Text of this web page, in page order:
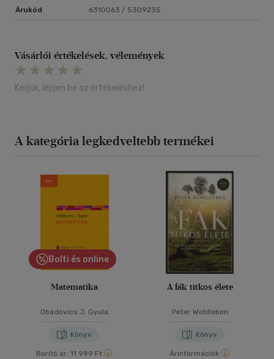
Árukód 6310063 / 5309235
Vásárlói értékelések, vélemények
Kérjük, lépjen be az értékeléshez!
A kategória legkedveltebb termékei
Bolti és online
Matematika
Obádovics J. Gyula
Könyv
Borító ár: 11 999 Ft
A fák titkos élete
Peter Wohlleben
Könyv
Árinformációk